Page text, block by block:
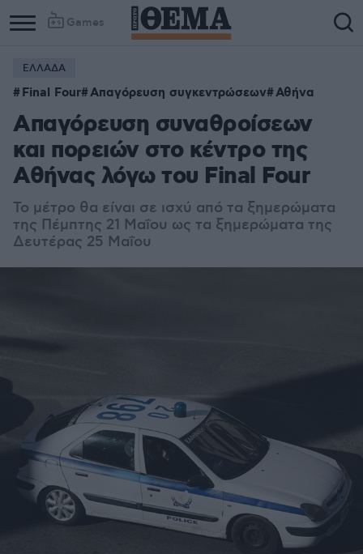
Games
ΕΛΛΑΔΑ
Final Four Απαγόρευση συγκεντρώσεων Αθήνα
Απαγόρευση συναθροίσεων
και πορειών στο κέντρο της
Αθήνας λόγω του Final Four
Το μέτρο θα είναι σε ισχύ από τα ξημερώματα
της Πέμπτης 21 Μαΐου ως τα ξημερώματα της
Δευτέρας 25 Μαΐου